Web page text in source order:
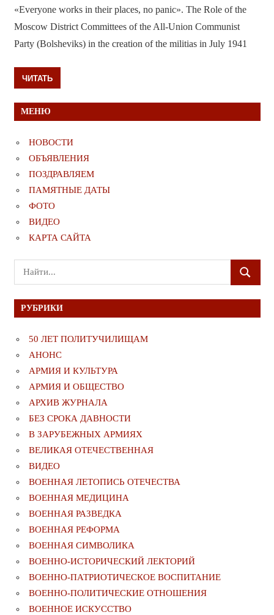
«Everyone works in their places, no panic». The Role of the
Moscow District Committees of the All-Union Communist
Party (Bolsheviks) in the creation of the militias in July 1941
ЧИТАТЬ
МЕНЮ
НОВОСТИ
ОБЪЯВЛЕНИЯ
ПОЗДРАВЛЯЕМ
ПАМЯТНЫЕ ДАТЫ
ФОТО
ВИДЕО
КАРТА САЙТА
Поиск
для:
ПОИСК
РУБРИКИ
50 ЛЕТ ПОЛИТУЧИЛИЩАМ
АНОНС
АРМИЯ И КУЛЬТУРА
АРМИЯ И ОБЩЕСТВО
АРХИВ ЖУРНАЛА
БЕЗ СРОКА ДАВНОСТИ
В ЗАРУБЕЖНЫХ АРМИЯХ
ВЕЛИКАЯ ОТЕЧЕСТВЕННАЯ
ВИДЕО
ВОЕННАЯ ЛЕТОПИСЬ ОТЕЧЕСТВА
ВОЕННАЯ МЕДИЦИНА
ВОЕННАЯ РАЗВЕДКА
ВОЕННАЯ РЕФОРМА
ВОЕННАЯ СИМВОЛИКА
ВОЕННО-ИСТОРИЧЕСКИЙ ЛЕКТОРИЙ
ВОЕННО-ПАТРИОТИЧЕСКОЕ ВОСПИТАНИЕ
ВОЕННО-ПОЛИТИЧЕСКИE ОТНОШЕНИЯ
ВОЕННОЕ ИСКУССТВО